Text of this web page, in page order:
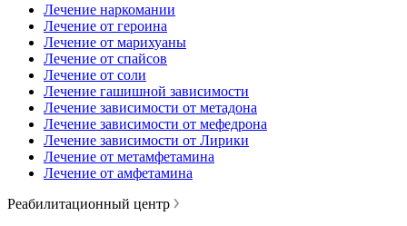
Лечение наркомании
Лечение от героина
Лечение от марихуаны
Лечение от спайсов
Лечение от соли
Лечение гашишной зависимости
Лечение зависимости от метадона
Лечение зависимости от мефедрона
Лечение зависимости от Лирики
Лечение от метамфетамина
Лечение от амфетамина
Реабилитационный центр